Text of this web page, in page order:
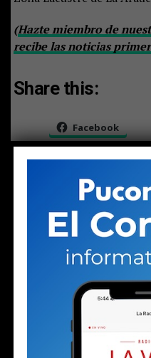
(Hazte miembro de
recibe las noticias
Share this:
Facebook
RELATED TOPICS:
Solo a los 16: la vida del
drogas en la